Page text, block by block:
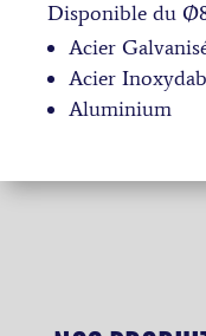
Disponible du
Acier
Acier
Aluminium